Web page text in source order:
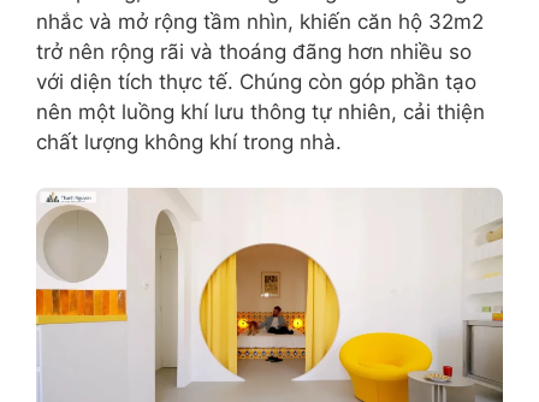
nhắc và mở rộng tầm nhìn, khiến căn hộ 32m2
trở nên rộng rãi và thoáng đãng hơn nhiều so
với diện tích thực tế. Chúng còn góp phần tạo
nên một luồng khí lưu thông tự nhiên, cải thiện
chất lượng không khí trong nhà.